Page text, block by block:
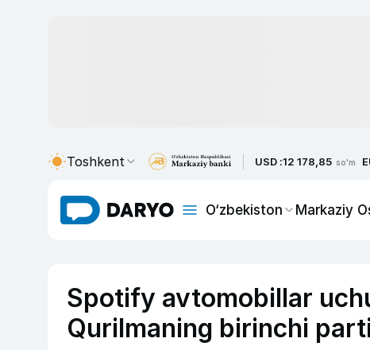
Toshkent USD :12 178,85 so'm
O‘zbekiston Markaziy
Spotify avtomobillar
Qurilmaning birinchi